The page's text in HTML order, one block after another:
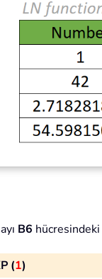
B6 hücresindeki
(1)